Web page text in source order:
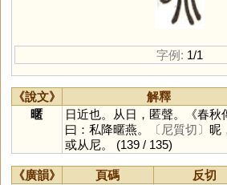
字例: 1/1
《說文》 解釋
暱
日近也。从日，匿聲。《春秋
曰：私降暱燕。
〔尼質切〕 昵
或从尼。 (139 / 135)
《廣韻》 頁碼 反切